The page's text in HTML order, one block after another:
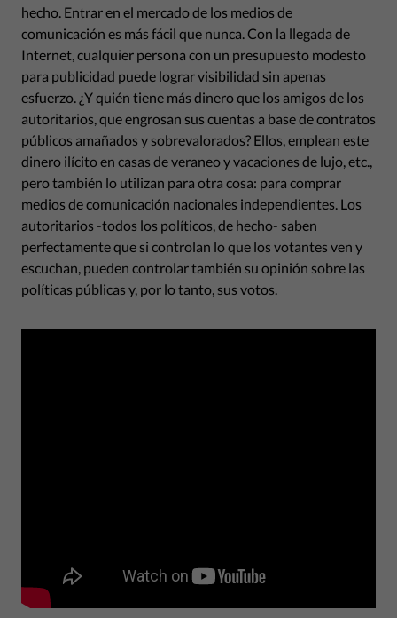
hecho. Entrar en el mercado de los medios de
comunicación es más fácil que nunca. Con la llegada de
Internet, cualquier persona con un presupuesto modesto
para publicidad puede lograr visibilidad sin apenas
esfuerzo. ¿Y quién tiene más dinero que los amigos de los
autoritarios, que engrosan sus cuentas a base de contratos
públicos amañados y sobrevalorados? Ellos, emplean este
dinero ilícito en casas de veraneo y vacaciones de lujo, etc.,
pero también lo utilizan para otra cosa: para comprar
medios de comunicación nacionales independientes. Los
autoritarios -todos los políticos, de hecho- saben
perfectamente que si controlan lo que los votantes ven y
escuchan, pueden controlar también su opinión sobre las
políticas públicas y, por lo tanto, sus votos.